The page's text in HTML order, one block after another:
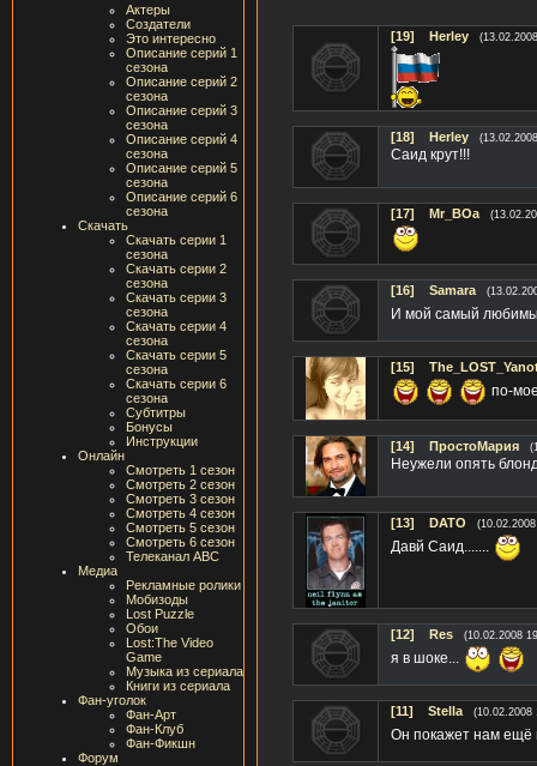
Актеры
Создатели
Это интересно
Описание серий 1
сезона
Описание серий 2
сезона
Описание серий 3
сезона
Описание серий 4
сезона
Описание серий 5
сезона
Описание серий 6
сезона
Скачать
Скачать серии 1
сезона
Скачать серии 2
сезона
Скачать серии 3
сезона
Скачать серии 4
сезона
Скачать серии 5
сезона
Скачать серии 6
сезона
Субтитры
Бонусы
Инструкции
Онлайн
Смотреть 1 сезон
Смотреть 2 сезон
Смотреть 3 сезон
Смотреть 4 сезон
Смотреть 5 сезон
Смотреть 6 сезон
Телеканал ABC
Медиа
Рекламные ролики
Мобизоды
Lost Puzzle
Обои
Lost:The Video
Game
Музыка из сериала
Книги из сериала
Фан-уголок
Фан-Арт
Фан-Клуб
Фан-Фикшн
Форум
[19] Herley
[18] Herley
Саид крут!!!
[17] Mr_BOa
[16] Samara
И мой самый
[15]
по-
[14] ПростоМария
Неужели опять
[13] DATO
Давй Саид.......
[12] Res (10.02.2008
я в шоке...
[11] Stella (10.02.2008
Он покажет нам ещё